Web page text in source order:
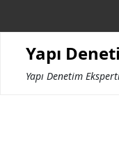
Yapı
Yapı Denetim